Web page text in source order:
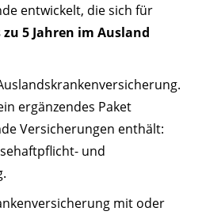
entwickelt, die sich für
5 Jahren im Ausland
ergänzendes Paket
Versicherungen enthält:
und
mit oder